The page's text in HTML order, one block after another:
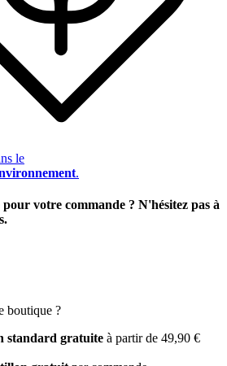
le
.
votre commande ? N'hésitez pas à
boutique ?
standard gratuite à partir de 49,90 €